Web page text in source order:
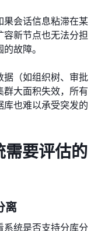
会话信息粘滞在某
新节点也无法分担
故障。
（如组织树、审批
大面积失效，所有
也难以承受突发的
要评估的
离
统是否支持分库分